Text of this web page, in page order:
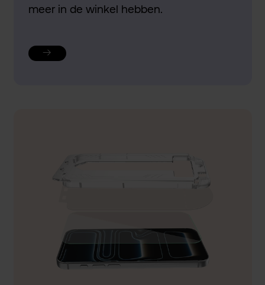
meer in de winkel hebben.